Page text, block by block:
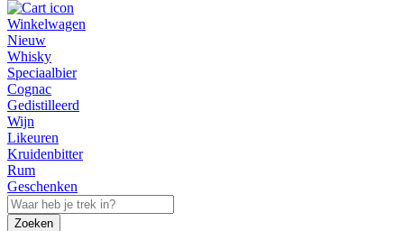
Winkelwagen
Nieuw
Whisky
Speciaalbier
Cognac
Gedistilleerd
Wijn
Likeuren
Kruidenbitter
Rum
Geschenken
Zoeken